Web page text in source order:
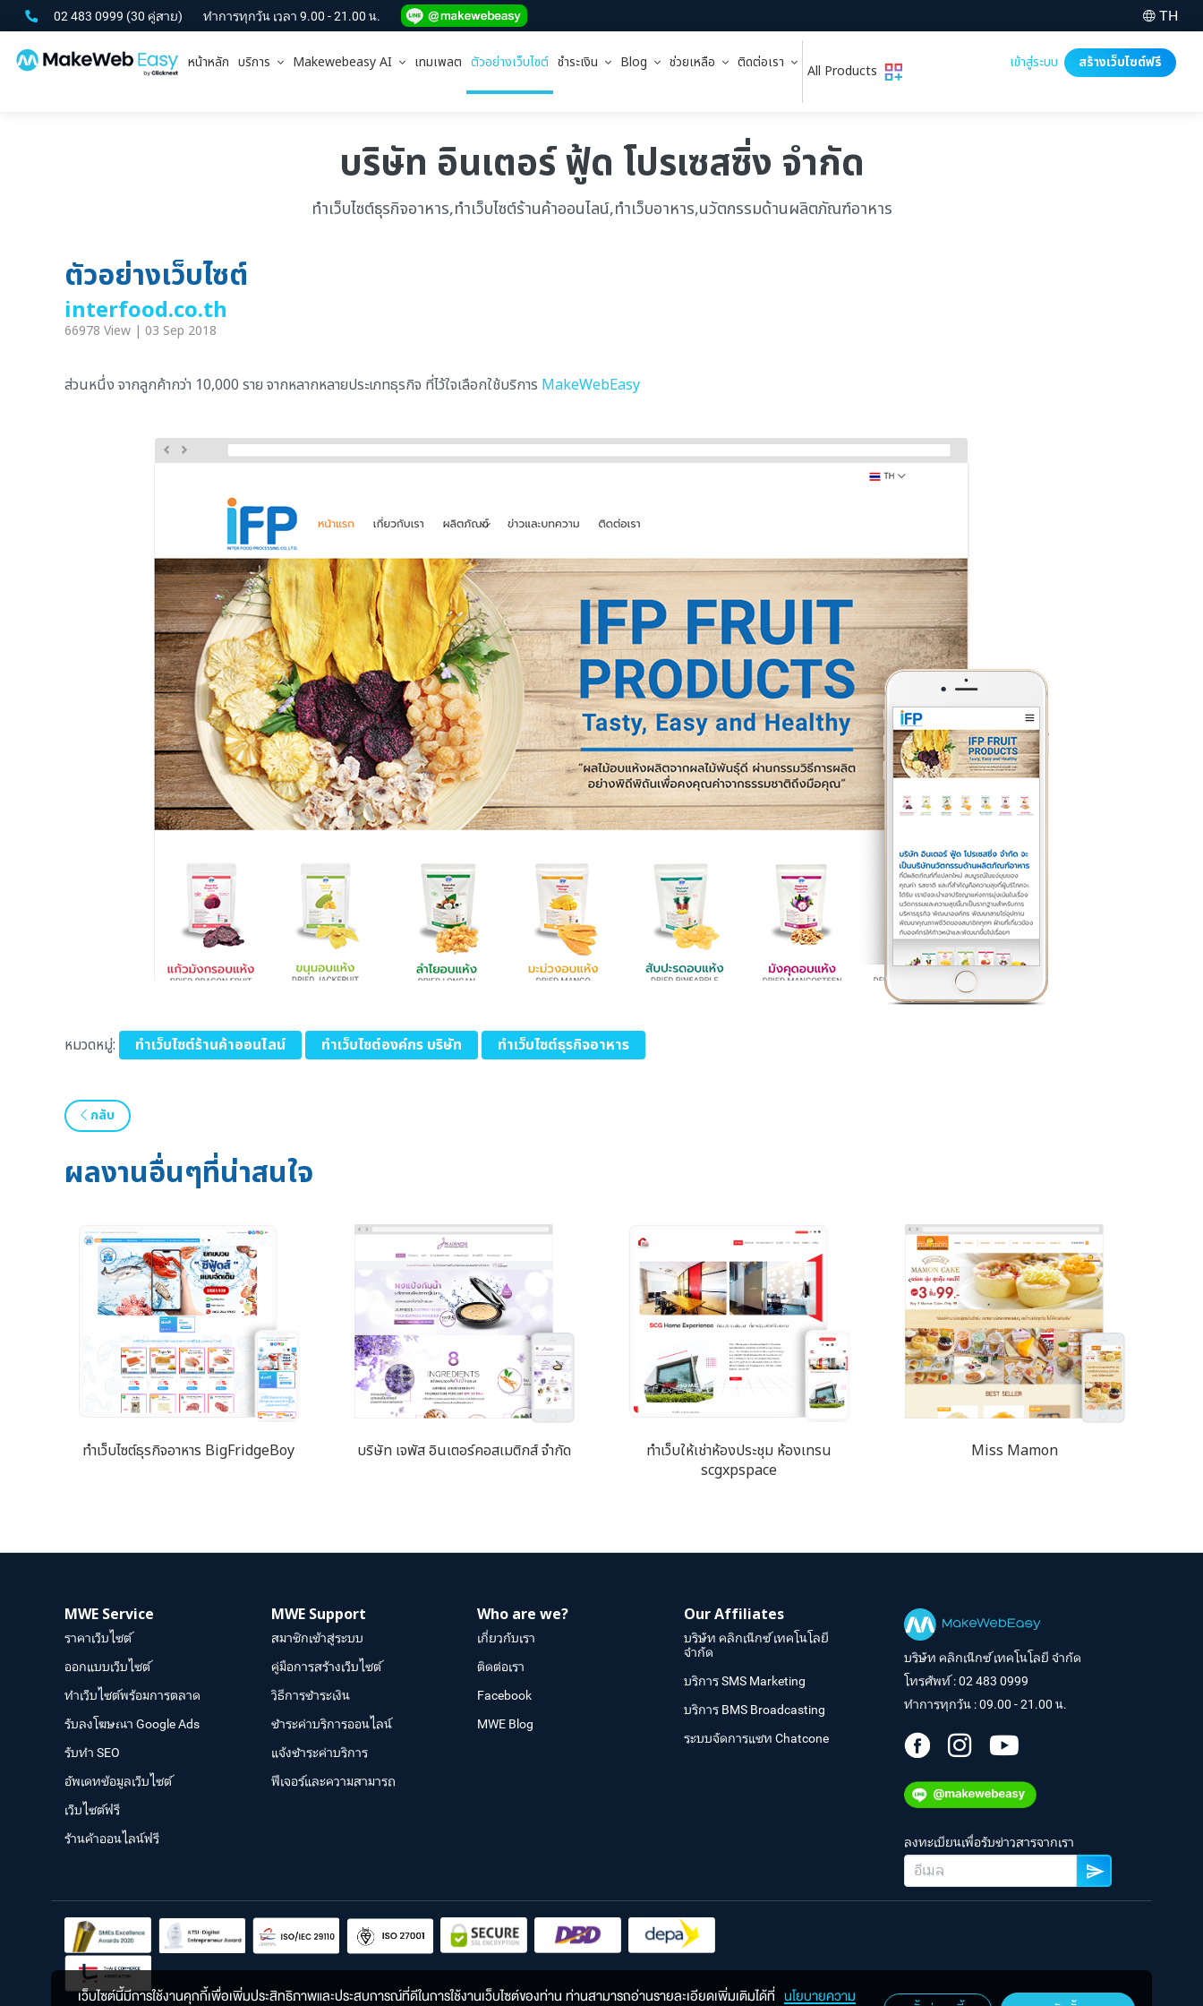
02 483 0999 (30 คู่สาย) ทำการทุกวัน เวลา 9.00 - 21.00 น. TH
หน้าหลัก บริการ Makewebeasy AI เทมเพลต ตัวอย่างเว็บไซต์ ชำระเงิน Blog ช่วยเหลือ ติดต่อเรา All Products เข้าสู่ระบบ สร้างเว็บไซต์ฟรี
บริษัท อินเตอร์ ฟู้ด โปรเซสซิ่ง จำกัด
ทำเว็บไซต์ธุรกิจอาหาร,ทำเว็บไซต์ร้านค้าออนไลน์,ทำเว็บอาหาร,นวัตกรรมด้านผลิตภัณฑ์อาหาร
ตัวอย่างเว็บไซต์
interfood.co.th
66978 View | 03 Sep 2018
ส่วนหนึ่ง จากลูกค้ากว่า 10,000 ราย จากหลากหลายประเภทธุรกิจ ที่ไว้ใจเลือกใช้บริการ MakeWebEasy
หมวดหมู่: ทำเว็บไซต์ร้านค้าออนไลน์ ทำเว็บไซต์องค์กร บริษัท ทำเว็บไซต์ธุรกิจอาหาร
กลับ
ผลงานอื่นๆที่น่าสนใจ
ทำเว็บไซต์ธุรกิจอาหาร BigFridgeBoy บริษัท เจพัส อินเตอร์คอสเมติกส์ จำกัด
ทำเว็บให้เช่าห้องประชุม ห้องเทรน
scgxpspace
Miss Mamon
MWE Service
ราคาเว็บไซต์
ออกแบบเว็บไซต์
ทำเว็บไซต์พร้อมการตลาด
รับลงโฆษณา Google Ads
รับทำ SEO
อัพเดทข้อมูลเว็บไซต์
เว็บไซต์ฟรี
ร้านค้าออนไลน์ฟรี
MWE Support
สมาชิกเข้าสู่ระบบ
คู่มือการสร้างเว็บไซต์
วิธีการชำระเงิน
ชำระค่าบริการออนไลน์
แจ้งชำระค่าบริการ
ฟีเจอร์และความสามารถ
Who are we?
เกี่ยวกับเรา
ติดต่อเรา
Facebook
MWE Blog
Our Affiliates
บริษัท คลิกเน็กซ์ เทคโนโลยี
จำกัด
บริการ SMS Marketing
บริการ BMS Broadcasting
ระบบจัดการแชท Chatcone
บริษัท คลิกเน็กซ์ เทคโนโลยี จำกัด
โทรศัพท์ :02 483 0999
ทำการทุกวัน : 09.00 - 21.00 น.
ลงทะเบียนเพื่อรับข่าวสารจากเรา
เว็บไซต์นี้มีการใช้งานคุกกี้เพื่อเพิ่มประสิทธิภาพและประสบการณ์ที่ดีในการใช้งานเว็บไซต์ของท่าน ท่านสามารถอ่านรายละเอียดเพิ่มเติมได้ที่ นโยบายความ